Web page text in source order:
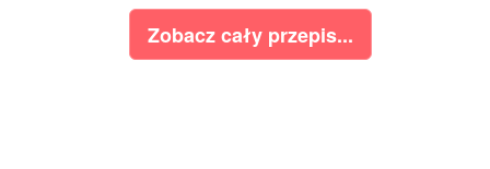
Zobacz cały przepis...